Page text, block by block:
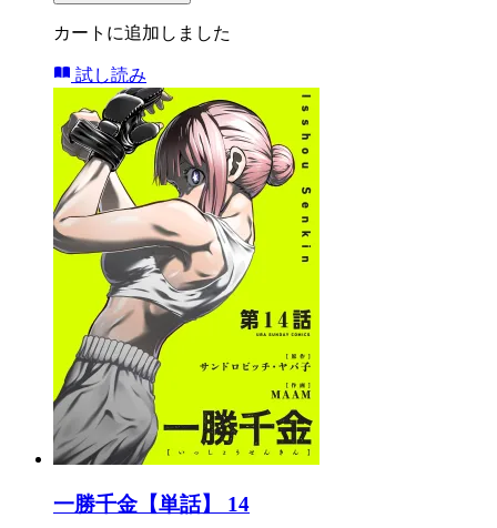
カートに追加しました
試し読み
一勝千金【単話】 14